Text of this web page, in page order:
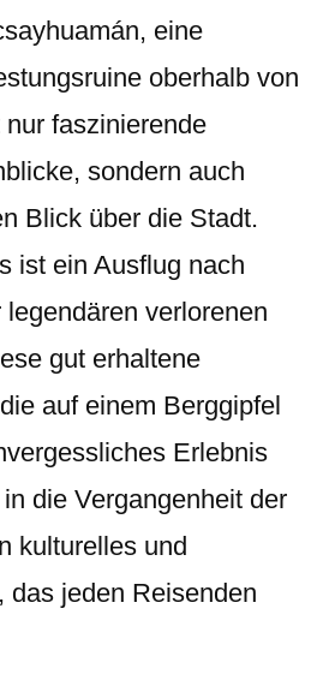
eine
oberhalb von
faszinierende
sondern auch
Blick über die Stadt.
ist ein Ausflug nach
verlorenen
gut erhaltene
auf einem Berggipfel
Erlebnis
die Vergangenheit der
kulturelles und
das jeden Reisenden